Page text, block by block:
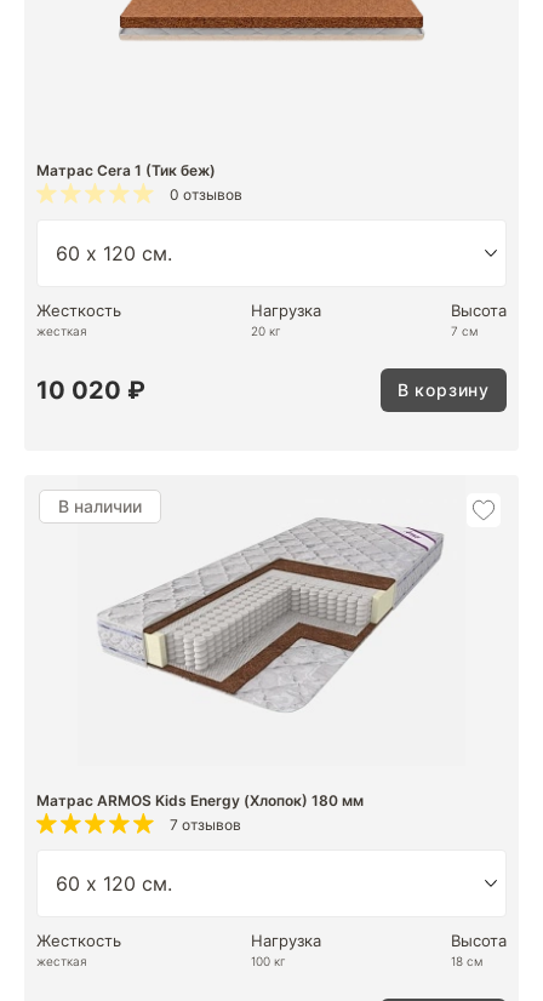
Матрас Cera 1 (Тик беж)
0 отзывов
Жесткость
жесткая
Нагрузка
20 кг
Высота
7 см
10 020 ₽ В корзину
В наличии
Матрас ARMOS Kids Energy (Хлопок) 180 мм
7 отзывов
Жесткость
жесткая
Нагрузка
100 кг
Высота
18 см